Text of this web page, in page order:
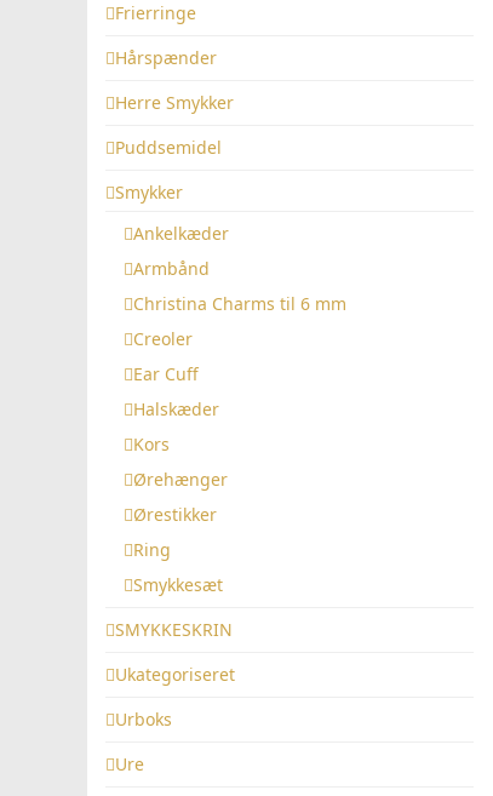
Frierringe
Hårspænder
Herre Smykker
Puddsemidel
Smykker
Ankelkæder
Armbånd
Christina Charms til 6 mm
Creoler
Ear Cuff
Halskæder
Kors
Ørehænger
Ørestikker
Ring
Smykkesæt
SMYKKESKRIN
Ukategoriseret
Urboks
Ure